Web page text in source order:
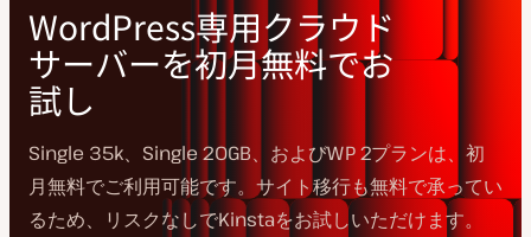
価格設定
リソース
お問い合わせ
WordPress専用クラウド
サーバーを初月無料でお
試し
Single 35k、Single 20GB、およびWP 2プランは、初
月無料でご利用可能です。サイト移行も無料で承ってい
るため、リスクなしでKinstaをお試しいただけます。